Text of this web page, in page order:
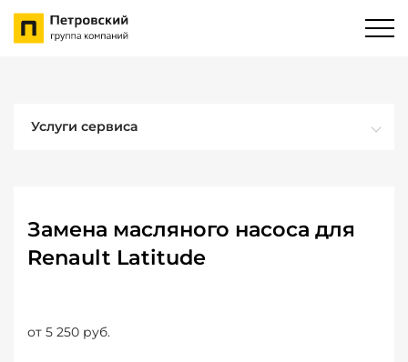
Услуги сервиса
Замена масляного насоса для
Renault Latitude
от 5 250 руб.